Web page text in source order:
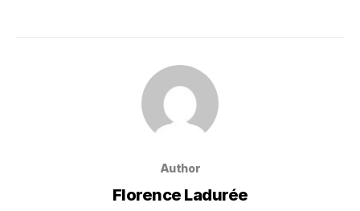
Author
Florence Ladurée